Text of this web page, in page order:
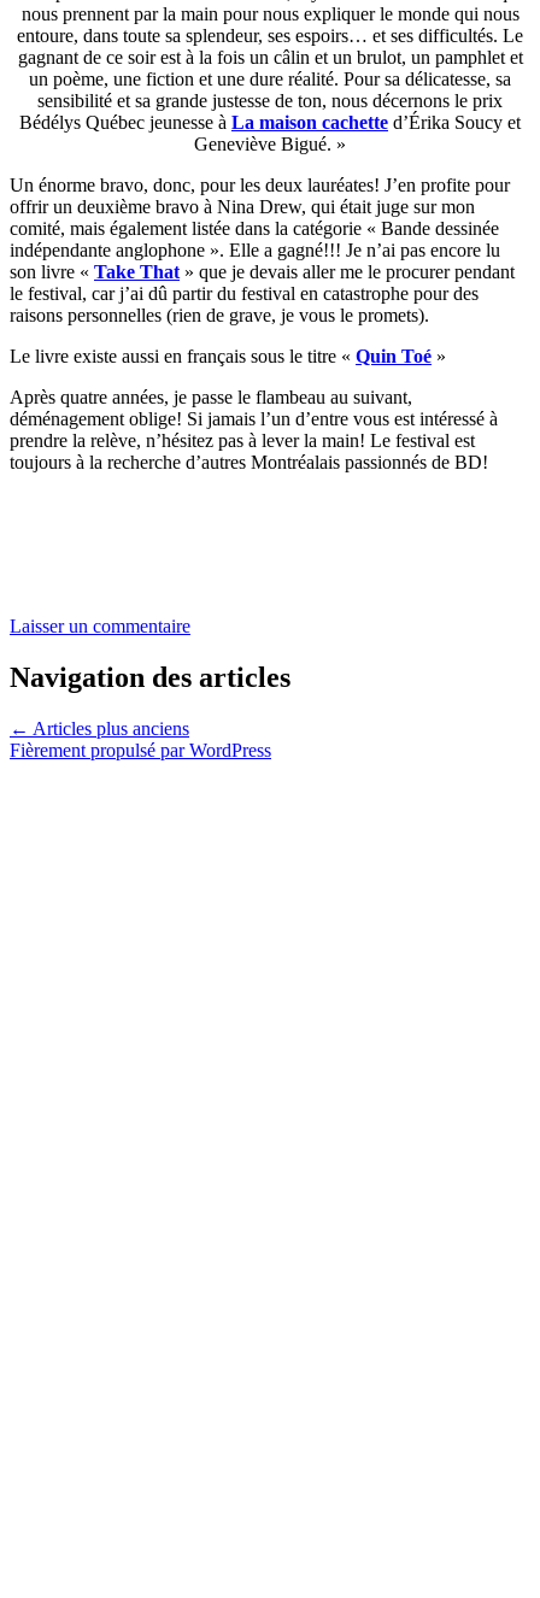
nous prennent par la main pour nous expliquer le monde qui nous
entoure, dans toute sa splendeur, ses espoirs… et ses difficultés. Le
gagnant de ce soir est à la fois un câlin et un brulot, un pamphlet et
un poème, une fiction et une dure réalité. Pour sa délicatesse, sa
sensibilité et sa grande justesse de ton, nous décernons le prix
Bédélys Québec jeunesse à La maison cachette d’Érika Soucy et
Geneviève Bigué. »
Un énorme bravo, donc, pour les deux lauréates! J’en profite pour
offrir un deuxième bravo à Nina Drew, qui était juge sur mon
comité, mais également listée dans la catégorie « Bande dessinée
indépendante anglophone ». Elle a gagné!!! Je n’ai pas encore lu
son livre « Take That » que je devais aller me le procurer pendant
le festival, car j’ai dû partir du festival en catastrophe pour des
raisons personnelles (rien de grave, je vous le promets).
Le livre existe aussi en français sous le titre « Quin Toé »
Après quatre années, je passe le flambeau au suivant,
déménagement oblige! Si jamais l’un d’entre vous est intéressé à
prendre la relève, n’hésitez pas à lever la main! Le festival est
toujours à la recherche d’autres Montréalais passionnés de BD!
Laisser un commentaire
Navigation des articles
← Articles plus anciens
Fièrement propulsé par WordPress